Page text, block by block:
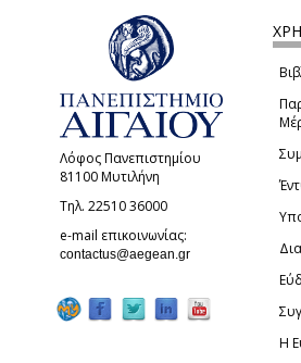
Λόφος Πανεπιστημίου
81100 Μυτιλήνη
Τηλ. 22510 36000
e-mail επικοινωνίας:
contactus@aegean.gr (link sends e-mail)
Η